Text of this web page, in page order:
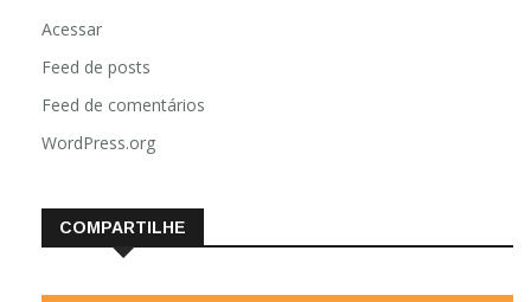
Acessar
Feed de posts
Feed de comentários
WordPress.org
COMPARTILHE